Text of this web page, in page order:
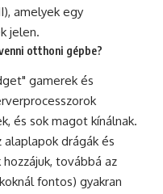
amelyek egy
jelen.
otthoni gépbe?
gamerek és
és sok magot kínálnak.
alaplapok drágák és
továbbá az
fontos) gyakran